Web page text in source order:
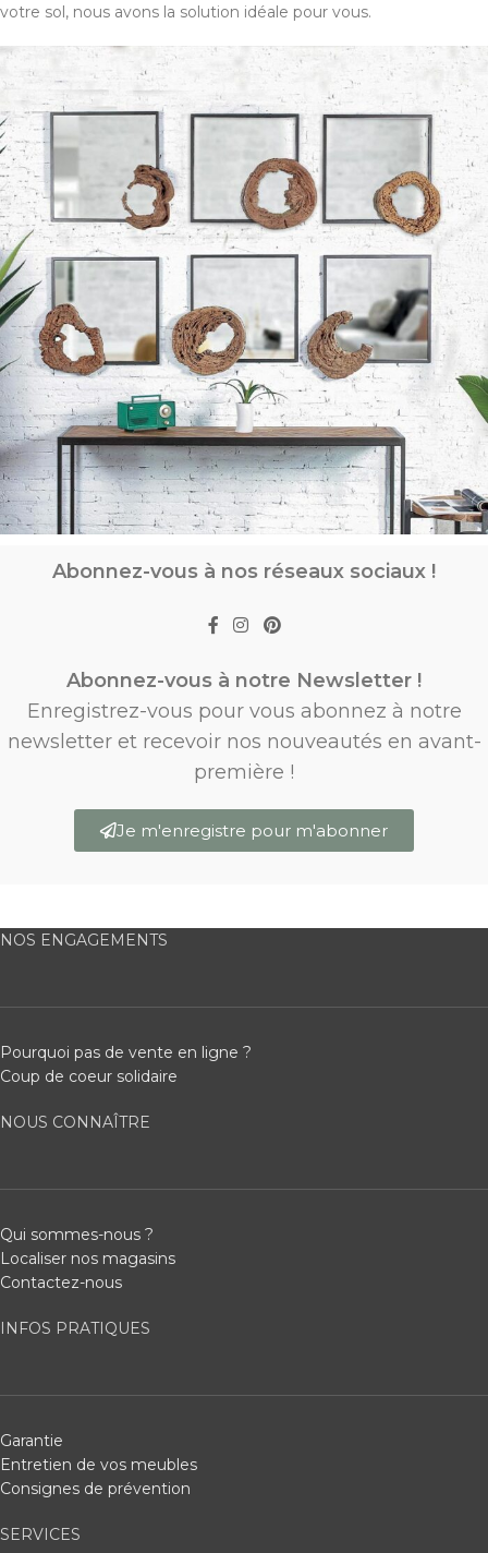
votre sol, nous avons la solution idéale pour vous.
Abonnez-vous à nos réseaux sociaux !
Abonnez-vous à notre Newsletter !
Enregistrez-vous pour vous abonnez à notre
newsletter et recevoir nos nouveautés en avant-
première !
Je m'enregistre pour m'abonner
NOS ENGAGEMENTS
Pourquoi pas de vente en ligne ?
Coup de coeur solidaire
NOUS CONNAÎTRE
Qui sommes-nous ?
Localiser nos magasins
Contactez-nous
INFOS PRATIQUES
Garantie
Entretien de vos meubles
Consignes de prévention
SERVICES